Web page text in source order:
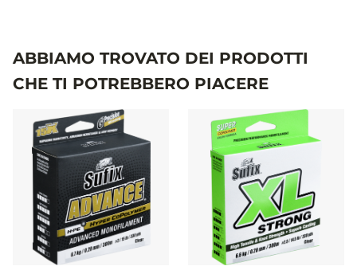
ABBIAMO TROVATO DEI PRODOTTI
CHE TI POTREBBERO PIACERE